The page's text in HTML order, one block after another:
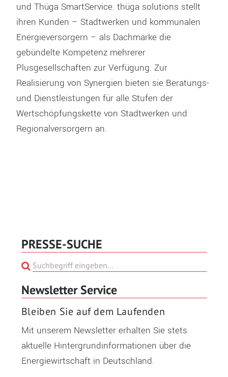
und Thüga SmartService. thüga solutions stellt
ihren Kunden – Stadtwerken und kommunalen
Energieversorgern – als Dachmarke die
gebündelte Kompetenz mehrerer
Plusgesellschaften zur Verfügung. Zur
Realisierung von Synergien bieten sie Beratungs-
und Dienstleistungen für alle Stufen der
Wertschöpfungskette von Stadtwerken und
Regionalversorgern an.
PRESSE-SUCHE
Newsletter Service
Bleiben Sie auf dem Laufenden
Mit unserem Newsletter erhalten Sie stets
aktuelle Hintergrundinformationen über die
Energiewirtschaft in Deutschland.